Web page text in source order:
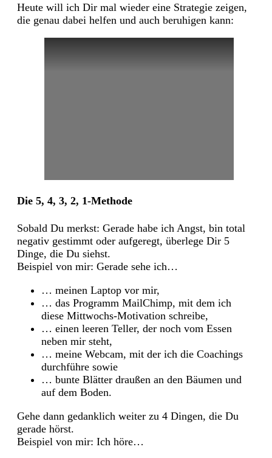
Heute will ich Dir mal wieder eine Strategie zeigen,
die genau dabei helfen und auch beruhigen kann:
Die 5, 4, 3, 2, 1-Methode
Sobald Du merkst: Gerade habe ich Angst, bin total
negativ gestimmt oder aufgeregt, überlege Dir 5
Dinge, die Du siehst.
Beispiel von mir: Gerade sehe ich…
… meinen Laptop vor mir,
… das Programm MailChimp, mit dem ich
diese Mittwochs-Motivation schreibe,
… einen leeren Teller, der noch vom Essen
neben mir steht,
… meine Webcam, mit der ich die Coachings
durchführe sowie
… bunte Blätter draußen an den Bäumen und
auf dem Boden.
Gehe dann gedanklich weiter zu 4 Dingen, die Du
gerade hörst.
Beispiel von mir: Ich höre…